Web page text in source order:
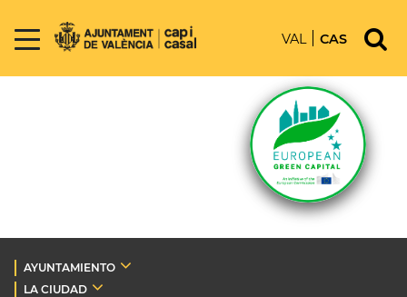
VAL CAS
AYUNTAMIENTO
LA CIUDAD